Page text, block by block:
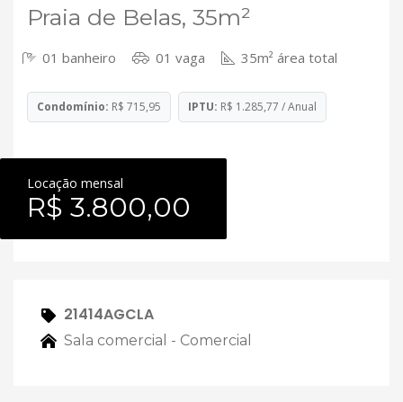
Praia de Belas, 35m²
01 banheiro 01 vaga 35m² área total
Condomínio: R$ 715,95 IPTU: R$ 1.285,77 / Anual
Locação mensal
R$ 3.800,00
21414AGCLA
Sala comercial - Comercial